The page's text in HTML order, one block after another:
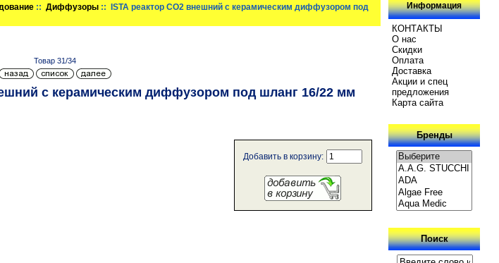
::Диффузоры :: ISTA реактор СО2 внешний с керамическим диффузором под
Товар 31/34
с керамическим диффузором под шланг 16/22 мм
Добавить в корзину:
Информация
КОНТАКТЫ
О нас
Скидки
Oплатa
Доставка
Акции и спец
предложения
Карта сайта
Бренды
Поиск